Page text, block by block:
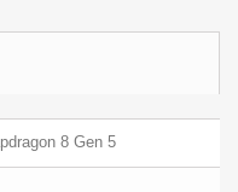
8 Gen 5